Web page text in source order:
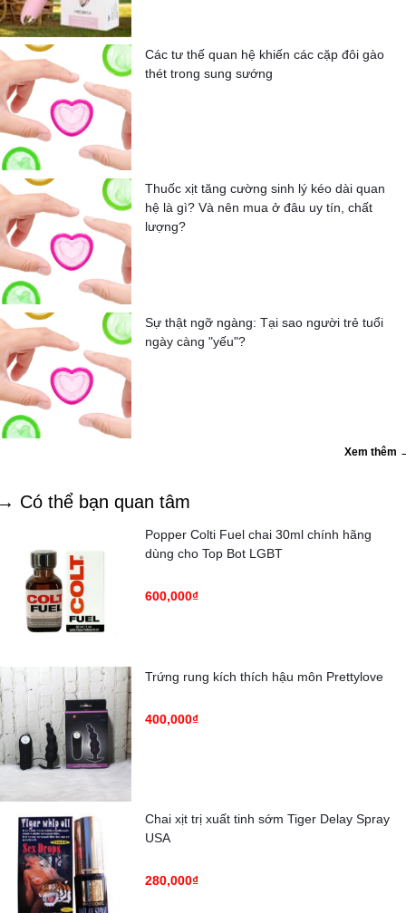
Các tư thế quan hệ khiến các cặp đôi gào
thét trong sung sướng
Thuốc xịt tăng cường sinh lý kéo dài quan
hệ là gì? Và nên mua ở đâu uy tín, chất
lượng?
Sự thật ngỡ ngàng: Tại sao người trẻ tuổi
ngày càng "yếu"?
Xem thêm
Có thể bạn quan tâm
Popper Colti Fuel chai 30ml chính hãng
dùng cho Top Bot LGBT
600,000₫
Trứng rung kích thích hậu môn Prettylove
400,000₫
Chai xịt trị xuất tinh sớm Tiger Delay Spray
USA
280,000₫